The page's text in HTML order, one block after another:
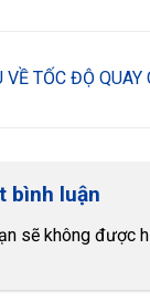
VỀ TỐC ĐỘ
bình luận
sẽ không được